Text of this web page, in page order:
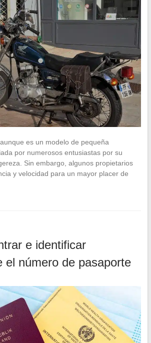
es un modelo de pequeña
por numerosos entusiastas por su
Sin embargo, algunos propietarios
y velocidad para un mayor placer de
e identificar
el número de pasaporte